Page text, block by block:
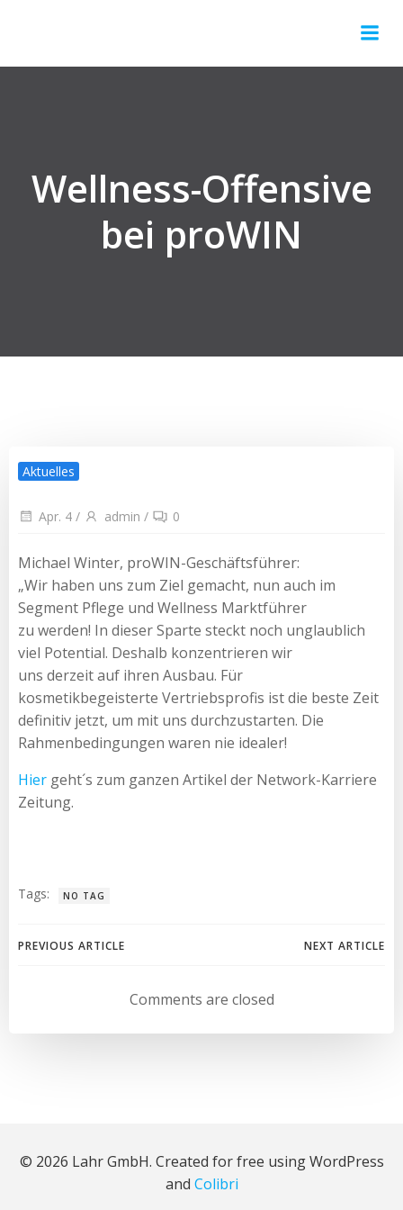
Wellness-Offensive
bei proWIN
Aktuelles
Apr. 4 / admin / 0
Michael Winter, proWIN-Geschäftsführer:
„Wir haben uns zum Ziel gemacht, nun auch im
Segment Pflege und Wellness Marktführer
zu werden! In dieser Sparte steckt noch unglaublich
viel Potential. Deshalb konzentrieren wir
uns derzeit auf ihren Ausbau. Für
kosmetikbegeisterte Vertriebsprofis ist die beste Zeit
definitiv jetzt, um mit uns durchzustarten. Die
Rahmenbedingungen waren nie idealer!
Hier geht´s zum ganzen Artikel der Network-Karriere
Zeitung.
Tags: NO TAG
Beitragsnavigation
PREVIOUS ARTICLE NEXT ARTICLE
Comments are closed
© 2026 Lahr GmbH. Created for free using WordPress
and Colibri